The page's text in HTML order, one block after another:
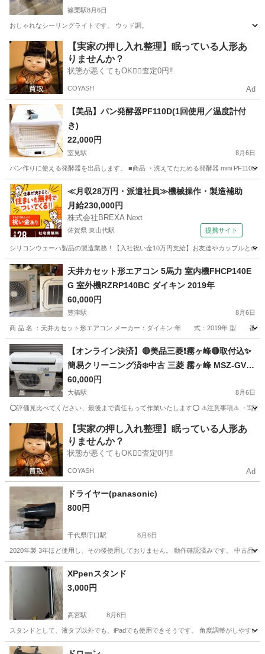
篠栗駅8月6日
おしゃれなシーリングライトです。 ウッド調。
福岡 糟屋郡 篠栗駅 その他
【実家の押し入れ整理】眠っている人形あ
りませんか？
状態が悪くてもOK🙆‍♀️査定0円‼️
COYASH Ad
【美品】パン発酵器PF110D(1回使用／温度計付
き)
22,000円
室見駅 8月6日
パン作りに使える発酵器を出品します。 ■商品 ・洗えてたためる発酵器 mini PF110D
福岡 福岡市 室見駅 キッチン家電 温度計
≪月収28万円・派遣社員≫機械操作・製造補助
月給230,000円
株式会社BREXA Next
佐賀県 東山代駅 提携サイト
シリコンウェーハ製品の製造業務！【入社祝い金10万円支給】お友達やカップルと
佐賀 伊万里市 東山代駅 その他
天井カセット形エアコン 5馬力 室内機FHCP140E
G 室外機RZRP140BC ダイキン 2019年
60,000円
豊津駅 8月6日
商 品 名 ：天井カセット形エアコン メーカー：ダイキン 年 式：2019年 型 番
福岡 京都郡 豊津駅 季節、空調家電
【オンライン決済】🔴美品三菱❗️霧ヶ峰🔴取付込✨️
簡易クリーニング済❄️中古 三菱 霧ヶ峰 MSZ-GV22
23-W 2023年式 100V 15A 主に6畳～ 中古品 ●安
心保証1年付き（ガス漏れ、水漏れ、取付不良）✨
損害賠償保証で安全✅国家資格保有者が安全作業
します🎖️
60,000円
大橋駅 8月6日
⭕️評価見比べてください、最後まで責任もって作業いたします⭕️ ⚠️注意事項⚠️ ・写
福岡 福岡市 大橋駅 季節、空調家電 霧ヶ峰
【実家の押し入れ整理】眠っている人形あ
りませんか？
状態が悪くてもOK🙆‍♀️査定0円‼️
COYASH Ad
ドライヤー(panasonic)
800円
千代県庁口駅 8月6日
2020年製 3年ほど使用し、その後使用しておりません。 動作確認済みです。 中古品
福岡 福岡市 千代県庁口駅
XPpenスタンド
3,000円
高宮駅 8月6日
スタンドとして、液タブ以外でも、iPadでも使用できそうです。 角度調整がしやすい
福岡 福岡市